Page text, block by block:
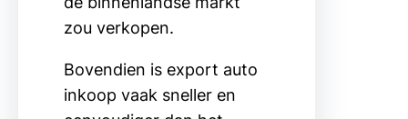
zou verkopen.
Bovendien is export auto
inkoop vaak sneller en